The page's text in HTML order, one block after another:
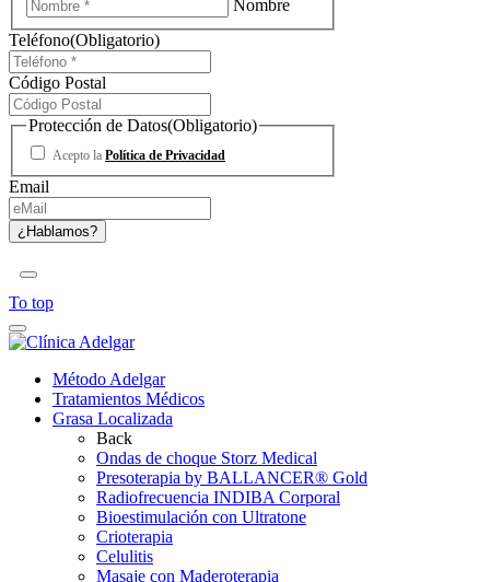
Nombre
Teléfono(Obligatorio)
Código Postal
Protección de Datos(Obligatorio)
Acepto la Política de Privacidad
Email
To top
Método Adelgar
Tratamientos Médicos
Grasa Localizada
Back
Ondas de choque Storz Medical
Presoterapia by BALLANCER® Gold
Radiofrecuencia INDIBA Corporal
Bioestimulación con Ultratone
Crioterapia
Celulitis
Masaje con Maderoterapia